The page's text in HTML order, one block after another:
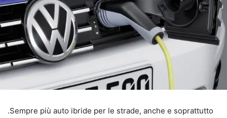
.Sempre più auto ibride per le strade, anche e soprattutto